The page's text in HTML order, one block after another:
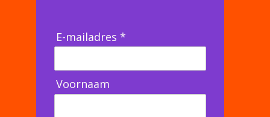
E-mailadres *
Voornaam